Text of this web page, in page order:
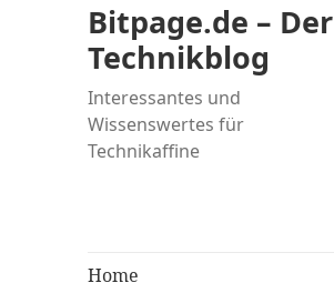
Bitpage.de – Der
Technikblog
Interessantes und
Wissenswertes für
Technikaffine
Home